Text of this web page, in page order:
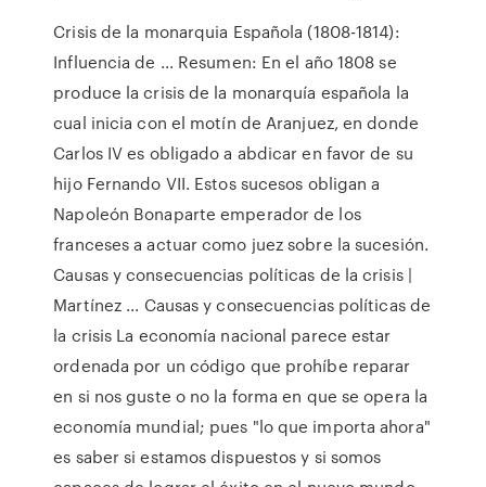
Crisis de la monarquia Española (1808-1814):
Influencia de ... Resumen: En el año 1808 se
produce la crisis de la monarquía española la
cual inicia con el motín de Aranjuez, en donde
Carlos IV es obligado a abdicar en favor de su
hijo Fernando VII. Estos sucesos obligan a
Napoleón Bonaparte emperador de los
franceses a actuar como juez sobre la sucesión.
Causas y consecuencias políticas de la crisis |
Martínez ... Causas y consecuencias políticas de
la crisis La economía nacional parece estar
ordenada por un código que prohíbe reparar
en si nos guste o no la forma en que se opera la
economía mundial; pues "lo que importa ahora"
es saber si estamos dispuestos y si somos